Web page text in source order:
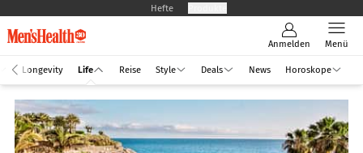
Hefte
Anmelden Menü
Longevity Life Reise Style Deals News Horoskope